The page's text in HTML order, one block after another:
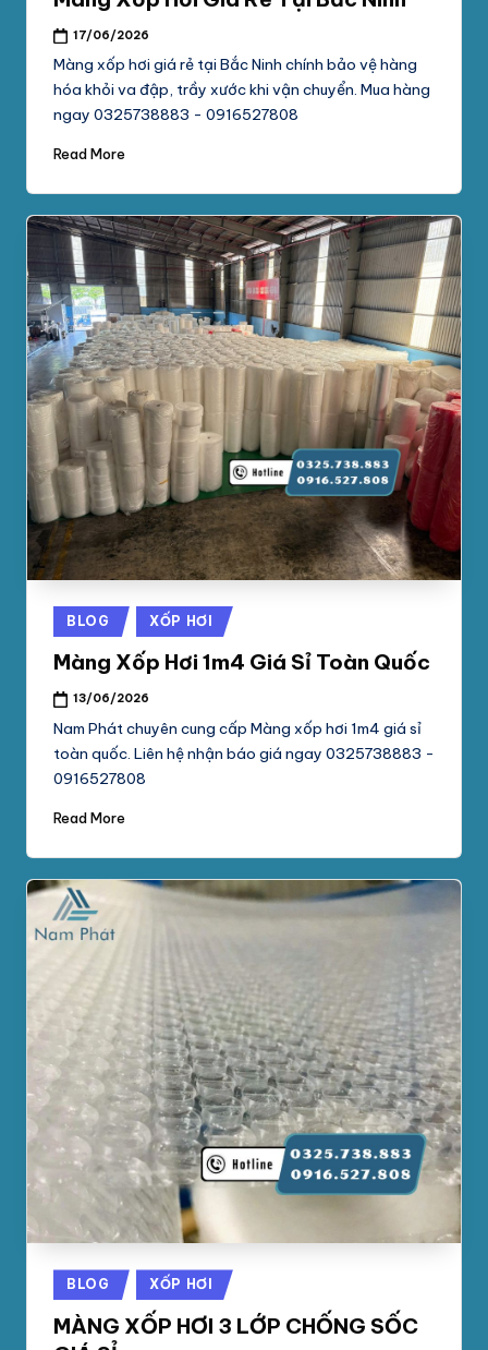
17/06/2026
Màng xốp hơi giá rẻ tại Bắc Ninh chính bảo vệ hàng
hóa khỏi va đập, trầy xước khi vận chuyển. Mua hàng
ngay 0325738883 - 0916527808
Read More
Posted
in
BLOG XỐP HƠI
Màng Xốp Hơi 1m4 Giá Sỉ Toàn Quốc
13/06/2026
Nam Phát chuyên cung cấp Màng xốp hơi 1m4 giá sỉ
toàn quốc. Liên hệ nhận báo giá ngay 0325738883 -
0916527808
Read More
Posted
in
BLOG XỐP HƠI
MÀNG XỐP HƠI 3 LỚP CHỐNG SỐC